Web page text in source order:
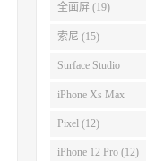
全面屏 (19)
索尼 (15)
Surface Studio
(14)
iPhone Xs Max
(14)
Pixel (12)
iPhone 12 Pro (12)